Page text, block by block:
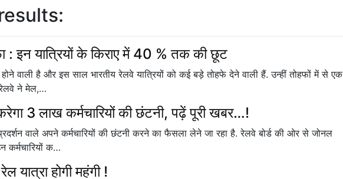
: इन यात्रियों के किराए में 40 % तक की छूट
वाली है और इस साल भारतीय रेलवे यात्रियों को कई बड़े तोहफे देने वाली हैं. उन्हीं तोहफों में से एक
रेलवे ने मेल,…
3 लाख कर्मचारियों की छंटनी, पढ़ें पूरी खबर…!
वाले अपने कर्मचारियों की छंटनी करने का फैसला लेने जा रहा है. रेलवे बोर्ड की ओर से जोनल
कर्मचारियों क…
यात्रा होगी महंगी !